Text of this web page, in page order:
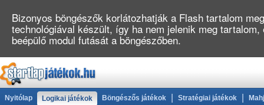
Nyitólap Logikai játékok Böngészős játékok Stratégiai játékok
Bizonyos böngészők korlátozhatják a Flash tartalom
technológiával készült, így ha nem jelenik meg
beépülő modul futását a böngészőben.